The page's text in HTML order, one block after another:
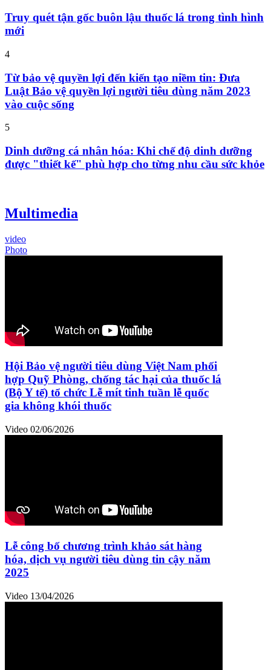
Truy quét tận gốc buôn lậu thuốc lá trong tình hình
mới
4
Từ bảo vệ quyền lợi đến kiến tạo niềm tin: Đưa
Luật Bảo vệ quyền lợi người tiêu dùng năm 2023
vào cuộc sống
5
Dinh dưỡng cá nhân hóa: Khi chế độ dinh dưỡng
được "thiết kế" phù hợp cho từng nhu cầu sức khỏe
Multimedia
video
Photo
Hội Bảo vệ người tiêu dùng Việt Nam phối
hợp Quỹ Phòng, chống tác hại của thuốc lá
(Bộ Y tế) tổ chức Lễ mít tinh tuần lễ quốc
gia không khói thuốc
Video 02/06/2026
Lễ công bố chương trình khảo sát hàng
hóa, dịch vụ người tiêu dùng tin cậy năm
2025
Video 13/04/2026